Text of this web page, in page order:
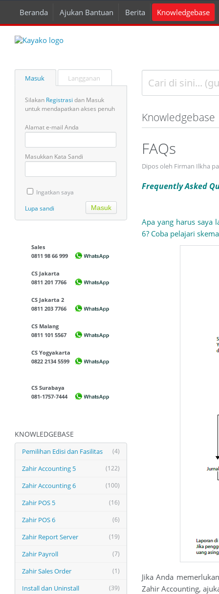
Beranda Ajukan Bantuan Berita Knowledgebase
Masuk Langganan
Silakan Registrasi dan Masuk
untuk mendapatkan akses penuh
Alamat e-mail Anda
Masukkan Kata Sandi
Ingatkan saya
Lupa sandi
Sales
0811 98 66 999
CS Jakarta
0811 201 7766
CS Jakarta 2
0811 203 7766
CS Malang
0811 101 5567
CS Yogyakarta
0822 2134 5599
CS Surabaya
081-1757-7444
KNOWLEDGEBASE
(4)
Pemilihan Edisi dan Fasilitas
(122)
Zahir Accounting 5
(100)
Zahir Accounting 6
(16)
Zahir POS 5
(6)
Zahir POS 6
(19)
Zahir Report Server
(7)
Zahir Payroll
(1)
Zahir Sales Order
(39)
Install dan Uninstall
Knowledgebase
FAQs
Dipos oleh Firman Ilkha
Frequently Asked
Apa yang harus saya
6? Coba pelajari
Jika Anda
Zahir Accounting,